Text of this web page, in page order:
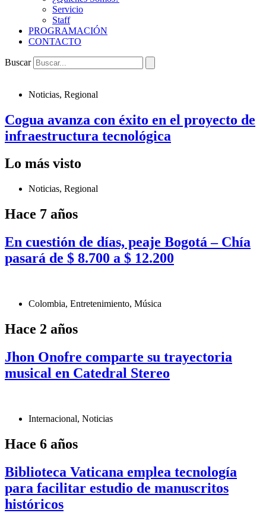
Servicio
Staff
PROGRAMACIÓN
CONTACTO
Buscar
Noticias, Regional
Cogua avanza con éxito en el proyecto de
infraestructura tecnológica
Lo más visto
Noticias, Regional
Hace 7 años
En cuestión de días, peaje Bogotá – Chía
pasará de $ 8.700 a $ 12.200
Colombia, Entretenimiento, Música
Hace 2 años
Jhon Onofre comparte su trayectoria
musical en Catedral Stereo
Internacional, Noticias
Hace 6 años
Biblioteca Vaticana emplea tecnología
para facilitar estudio de manuscritos
históricos